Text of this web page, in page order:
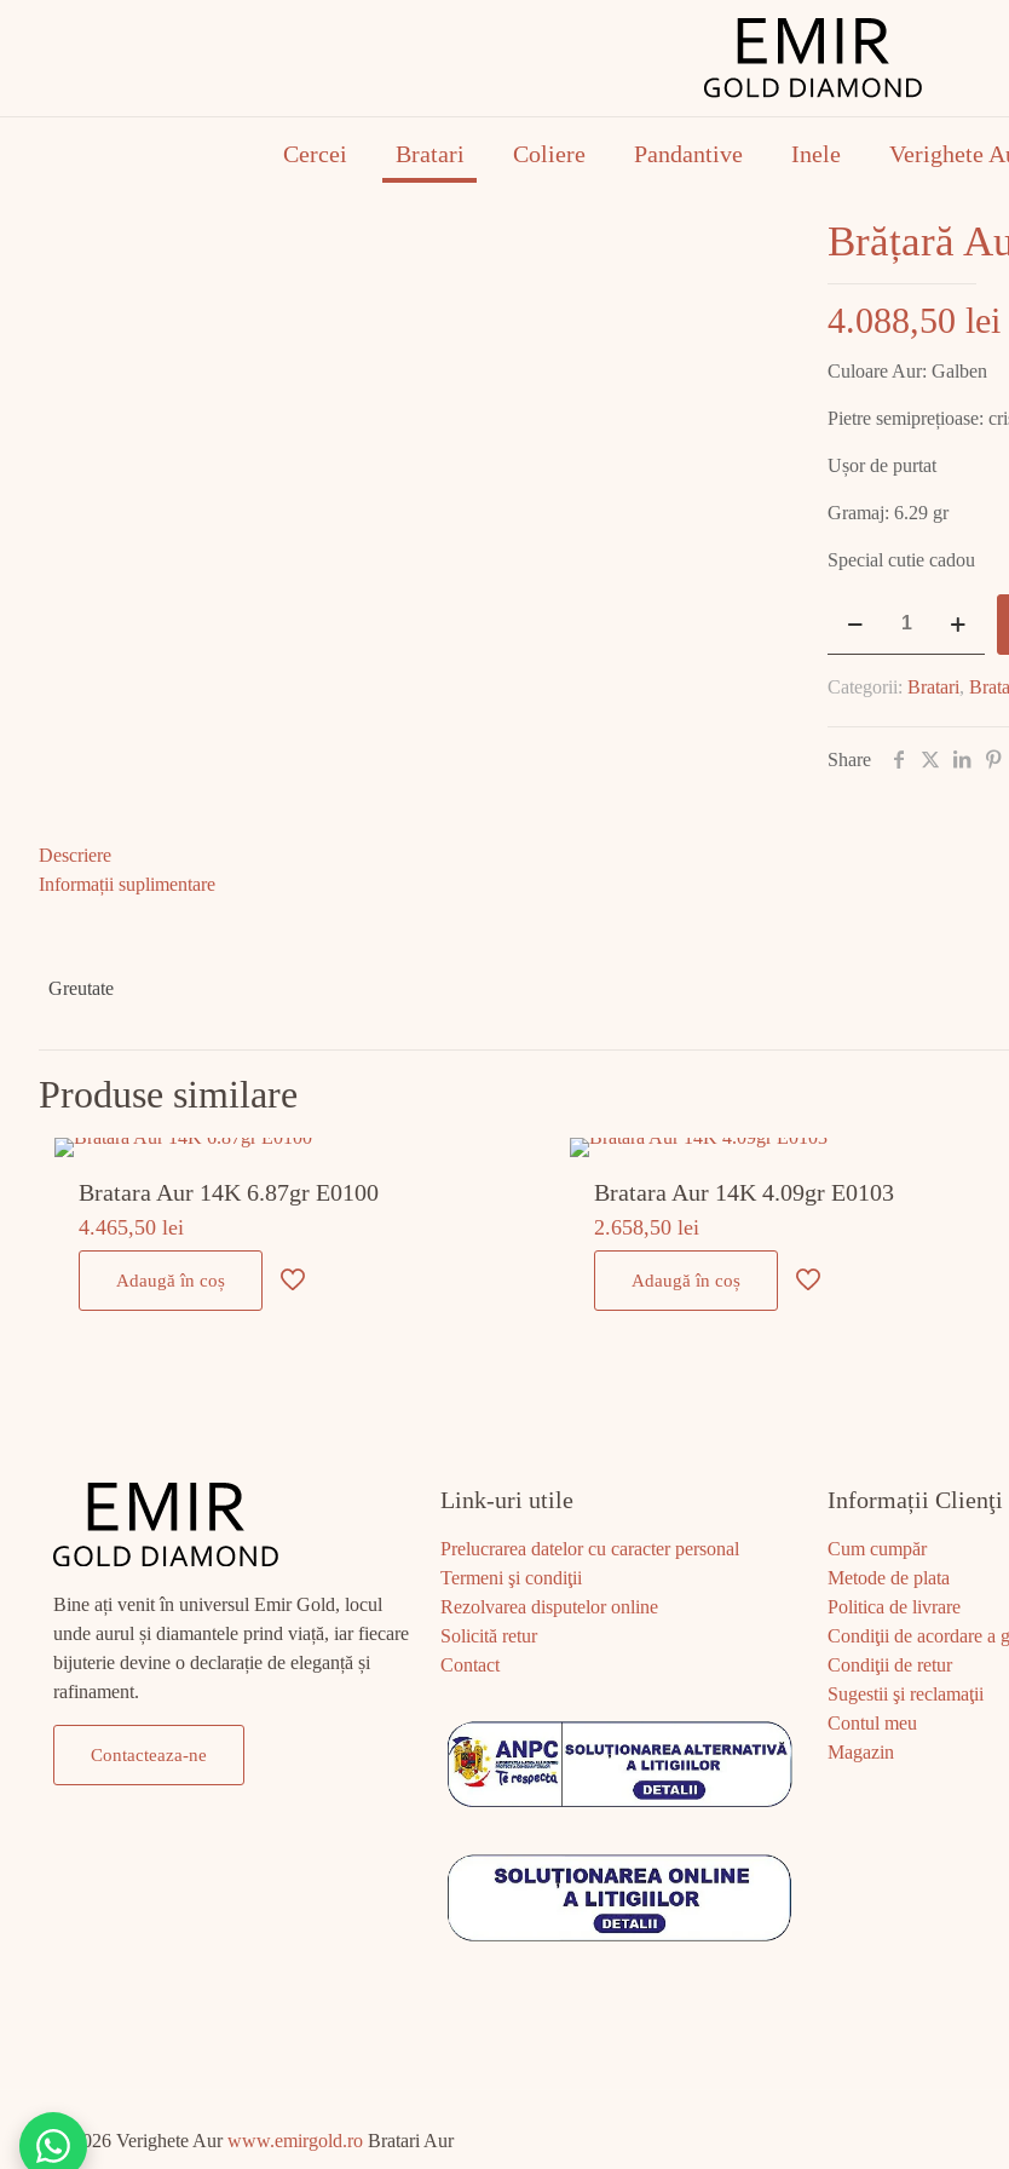
Cercei Bratari Coliere Pandantive Inele Verighete
Brățară
4.088,50 lei
Culoare Aur: Galben
Pietre semiprețioase:
Ușor de purtat
Gramaj: 6.29 gr
Special cutie cadou
14K
gr
Categorii: Bratari,
Share
Descriere
Informații suplimentare
Greutate
Produse similare
Bratara Aur 14K 6.87gr E0100
4.465,50 lei
Adaugă în coș
Bratara Aur 14K 4.09gr E0103
2.658,50lei
Adaugă în coș
Bine ați venit în universul Emir Gold, locul
unde aurul și diamantele prind viață, iar fiecare
bijuterie devine o declarație de eleganță și
rafinament.
Contacteaza-ne
Link-uri utile
Prelucrarea datelor cu caracter personal
Termeni şi condiţii
Rezolvarea disputelor online
Solicită retur
Contact
Informații Clienţi
Cum cumpăr
Metode de plata
Politica de livrare
Condiţii de acordare a
Condiţii de retur
Sugestii şi reclamaţii
Contul meu
Magazin
© 2026 Verighete Aurwww.emirgold.ro Bratari Aur
Chat